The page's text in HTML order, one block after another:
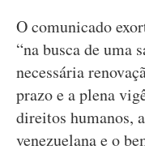
O comunicado
“na busca de uma
necessária
prazo e a plena
direitos humanos,
venezuelana e o